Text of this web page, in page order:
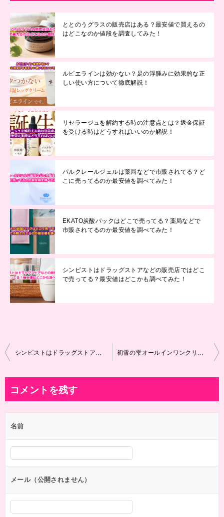
ととのうグラスの販売店はある？最安値で買えるの
はどこなのか値段を調査してみた！
ルピエラインは効かない？足の浮腫みに効果的な正
しい使い方について徹底解説！
リセラージュを解約する時の注意点とは？返金保証
を受ける時はどうすればいいのか解説！
パルクレールジェルは薬局などで市販されてる？ど
こに売ってるのか最安値を調べてみた！
EKATO炭酸パックはどこで売ってる？薬局などで
市販されてるのか最安値を調べてみた！
シンピストはドラッグストアなどの販売店ではどこ
で売ってる？最安値はどこかも調べてみた！
投
ビ
ー
シ
ョ
ン
シンピストはドラッグストアなどの販売店ではどこで売ってる？最安値はどこかも調べてみた！ 初雪の雫オールインワンクリームの使い方は？500円でお試し！スキンケア＆シミカバー体験
コメントを残す
名前
メール（公開されません）